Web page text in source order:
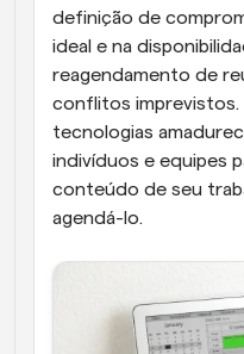
definição de
ideal e na
reagendamento de
conflitos imprevistos.
tecnologias
indivíduos e equipes
conteúdo de seu
agendá-lo.